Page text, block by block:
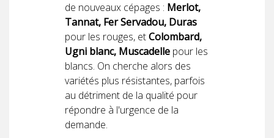
de nouveaux cépages : Merlot,
Tannat, Fer Servadou, Duras
pour les rouges, etColombard,
Ugni blanc, Muscadelle pour les
blancs. On cherche alors des
variétés plus résistantes, parfois
au détriment de la qualité pour
répondre à l'urgence de la
demande.